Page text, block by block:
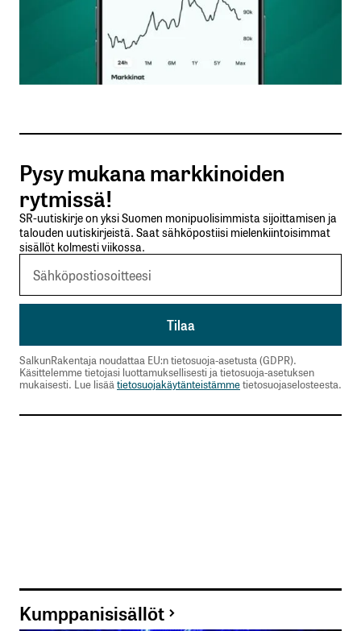
Nimesi tai nimimerkkisi
Sähköpostiosoitteesi
Tilaa SalkunRakentajan uutiskirje
Lähetä kommentti
Pysy mukana markkinoiden
rytmissä!
SR-uutiskirje on yksi Suomen monipuolisimmista sijoittamisen ja
talouden uutiskirjeistä. Saat sähköpostiisi mielenkiintoisimmat
sisällöt kolmesti viikossa.
SalkunRakentaja noudattaa EU:n tietosuoja-asetusta (GDPR).
Käsittelemme tietojasi luottamuksellisesti ja tietosuoja-asetuksen
mukaisesti. Lue lisää tietosuojakäytänteistämmetietosuojaselosteesta.
Kumppanisisällöt